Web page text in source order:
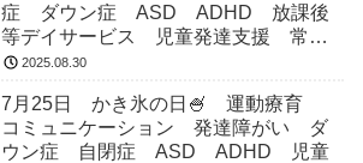
症 ダウン症 ASD ADHD 放課後
等デイサービス 児童発達支援 常総
市 つくばみらい市 坂東市 守谷市
2025.08.30
7月25日 かき氷の日🍧 運動療育
コミュニケーション 発達障がい ダ
ウン症 自閉症 ASD ADHD 児童